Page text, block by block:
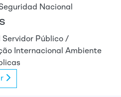
Nacional
Servidor Público /
Internacional Ambiente